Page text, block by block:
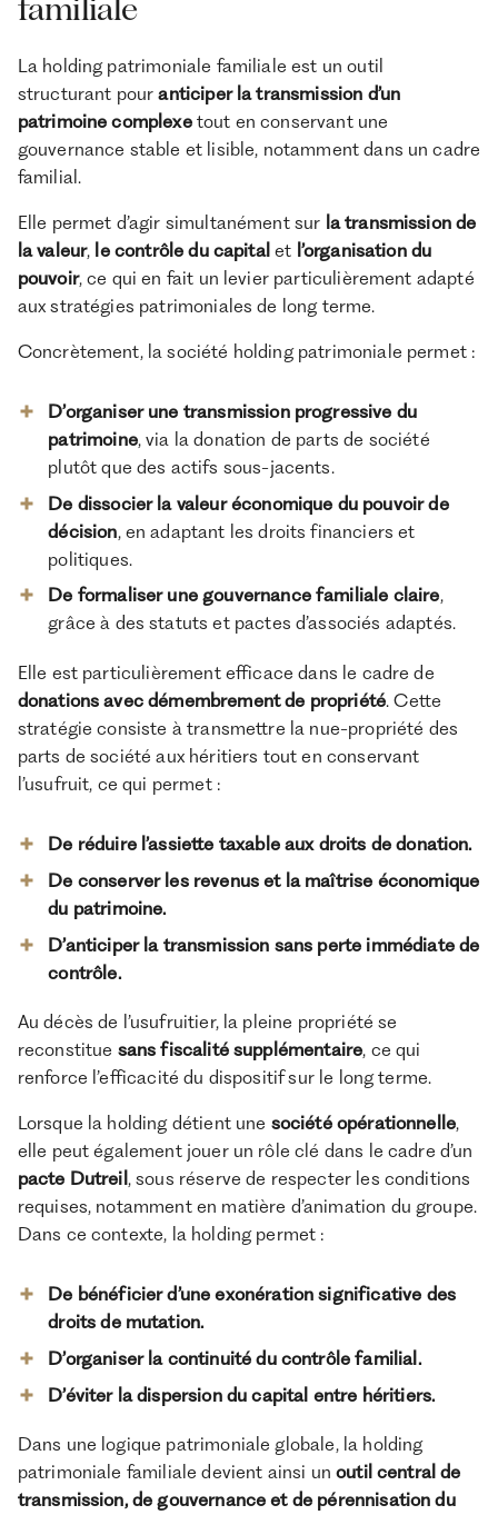
familiale
La holding patrimoniale familiale est un outil
structurant pouranticiper la transmission d’un
patrimoine complexetout en conservant une
gouvernance stable et lisible, notamment dans un cadre
familial.
Elle permet d’agir simultanément sur la transmission de
la valeur, le contrôle du capital et l’organisation du
pouvoir, ce qui en fait un levier particulièrement adapté
aux stratégies patrimoniales de long terme.
Concrètement, la société holding patrimoniale permet :
D’organiser une transmission progressive du
patrimoine, via la donation de parts de société
plutôt que des actifs sous-jacents.
De dissocier la valeur économique du pouvoir de
décision, en adaptant les droits financiers et
politiques.
De formaliser une gouvernance familiale claire,
grâce à des statuts et pactes d’associés adaptés.
Elle est particulièrement efficace dans le cadre de
donations avec démembrement de propriété. Cette
stratégie consiste à transmettre la nue-propriété des
parts de société aux héritiers tout en conservant
l’usufruit, ce qui permet :
De réduire l’assiette taxable aux droits de donation.
De conserver les revenus et la maîtrise économique
du patrimoine.
D’anticiper la transmission sans perte immédiate de
contrôle.
Au décès de l’usufruitier, la pleine propriété se
reconstitue sans fiscalité supplémentaire, ce qui
renforce l’efficacité du dispositif sur le long terme.
Lorsque la holding détient une société opérationnelle,
elle peut également jouer un rôle clé dans le cadre d’un
pacte Dutreil , sous réserve de respecter les conditions
requises, notamment en matière d’animation du groupe.
Dans ce contexte, la holding permet :
De bénéficier d’une exonération significative des
droits de mutation.
D’organiser la continuité du contrôle familial.
D’éviter la dispersion du capital entre héritiers.
Dans une logique patrimoniale globale, la holding
patrimoniale familiale devient ainsi unoutil central de
transmission, de gouvernance et de pérennisation du